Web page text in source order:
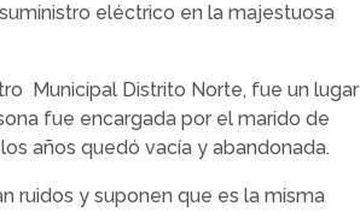
eléctrico en la majestuosa
Municipal Distrito Norte, fue un lugar
fue encargada por el marido de
años quedó vacía y abandonada.
ruidos y suponen que es la misma